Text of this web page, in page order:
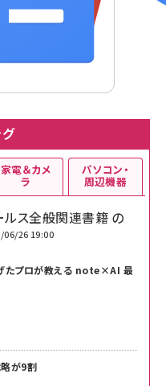
ルス全般関連書籍 の
06/26 19:00
たプロが教える note×AI 最
が9割
家電＆カメ
ラ
パソコン・
周辺機器